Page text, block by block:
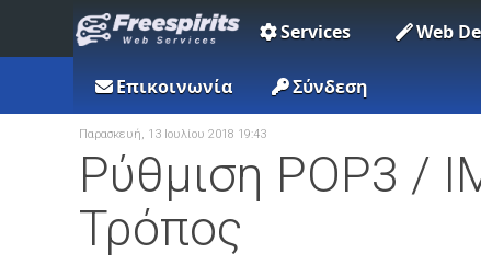
Services Web
Επικοινωνία Σύνδεση
Παρασκευή, 13 Ιουλίου 2018 19:43
Ρύθμιση POP3 /
Τρόπος